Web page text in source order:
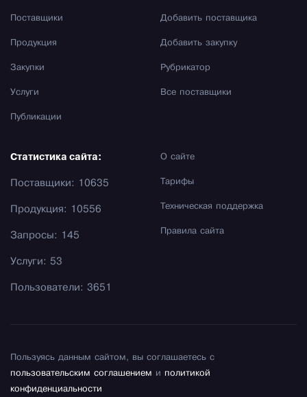
Поставщики
Продукция
Закупки
Услуги
Публикации
Добавить поставщика
Добавить закупку
Рубрикатор
Все поставщики
О сайте
Тарифы
Техническая поддержка
Правила сайта
Статистика сайта:
Поставщики: 10635
Продукция: 10556
Запросы: 145
Услуги: 53
Пользователи: 3651
Пользуясь данным сайтом, вы соглашаетесь с
пользовательским соглашением и политикой
конфиденциальности